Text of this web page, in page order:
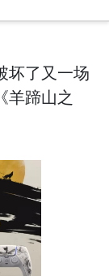
坏了又一场
羊蹄山之